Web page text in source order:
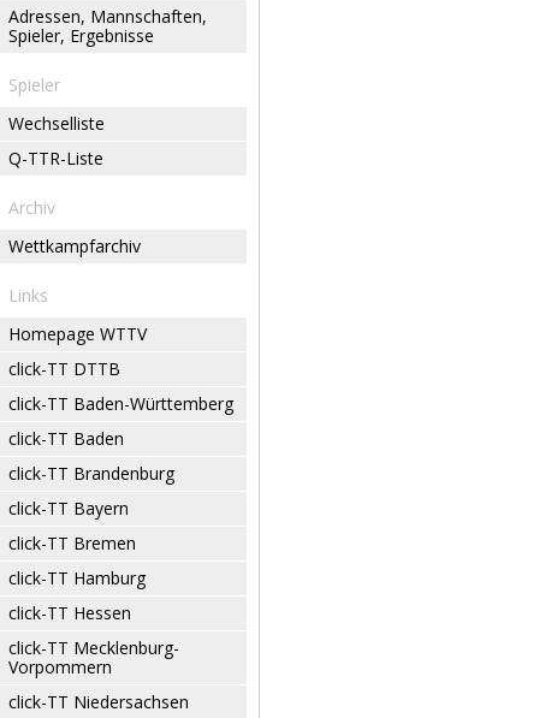
Adressen, Mannschaften,
Spieler, Ergebnisse
Spieler
Wechselliste
Q-TTR-Liste
Archiv
Wettkampfarchiv
Links
Homepage WTTV
click-TT DTTB
click-TT Baden-Württemberg
click-TT Baden
click-TT Brandenburg
click-TT Bayern
click-TT Bremen
click-TT Hamburg
click-TT Hessen
click-TT Mecklenburg-
Vorpommern
click-TT Niedersachsen